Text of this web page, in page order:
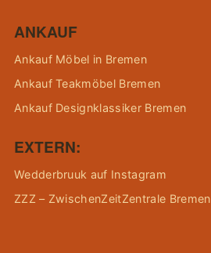
ANKAUF
Ankauf Möbel in Bremen
Ankauf Teakmöbel Bremen
Ankauf Designklassiker Bremen
EXTERN:
Wedderbruuk auf Instagram
ZZZ – ZwischenZeitZentrale Bremen